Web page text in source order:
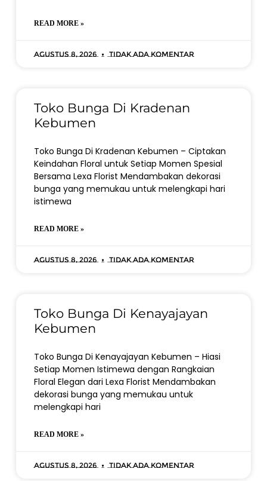
READ MORE »
Agustus 8, 2026 Tidak ada komentar
Toko Bunga Di Kradenan
Kebumen
Toko Bunga Di Kradenan Kebumen – Ciptakan
Keindahan Floral untuk Setiap Momen Spesial
Bersama Lexa Florist Mendambakan dekorasi
bunga yang memukau untuk melengkapi hari
istimewa
READ MORE »
Agustus 8, 2026 Tidak ada komentar
Toko Bunga Di Kenayajayan
Kebumen
Toko Bunga Di Kenayajayan Kebumen – Hiasi
Setiap Momen Istimewa dengan Rangkaian
Floral Elegan dari Lexa Florist Mendambakan
dekorasi bunga yang memukau untuk
melengkapi hari
READ MORE »
Agustus 8, 2026 Tidak ada komentar